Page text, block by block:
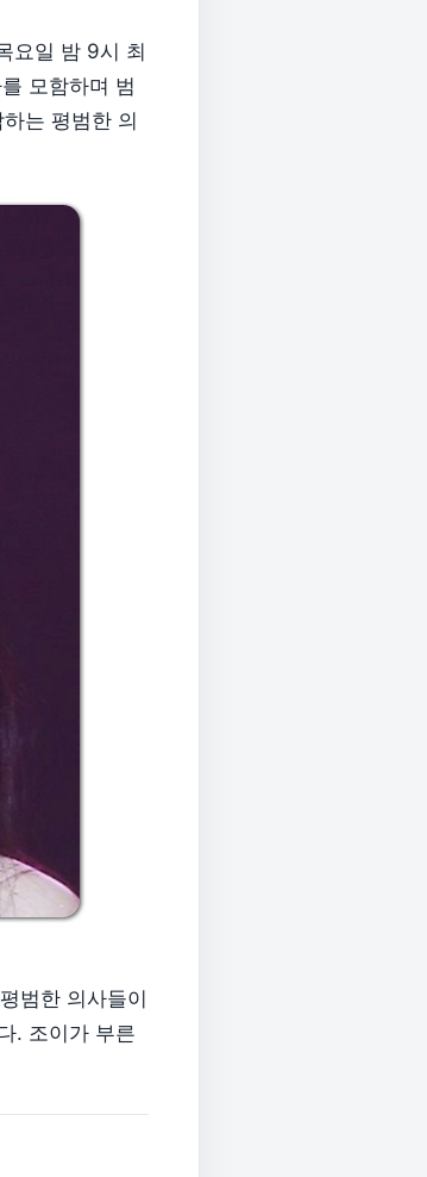
요일 밤 9시 최
모함하며 범
는 평범한 의
범한 의사들이
. 조이가 부른